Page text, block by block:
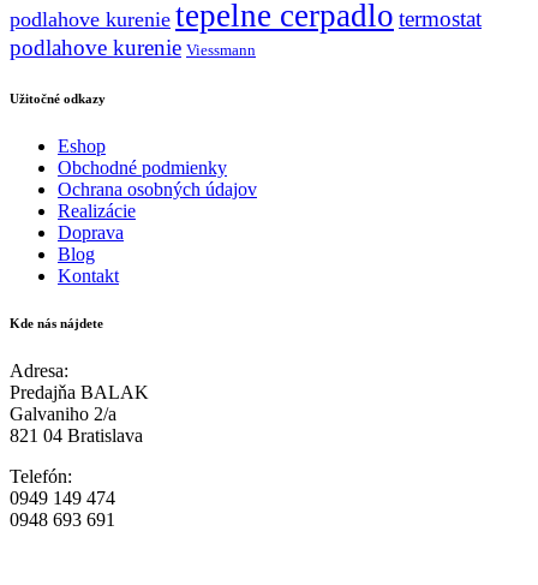
podlahove kurenie tepelne cerpadlo termostat
podlahove kurenie Viessmann
Užitočné odkazy
Eshop
Obchodné podmienky
Ochrana osobných údajov
Realizácie
Doprava
Blog
Kontakt
Kde nás nájdete
Adresa:
Predajňa BALAK
Galvaniho 2/a
821 04 Bratislava
Telefón:
0949 149 474
0948 693 691